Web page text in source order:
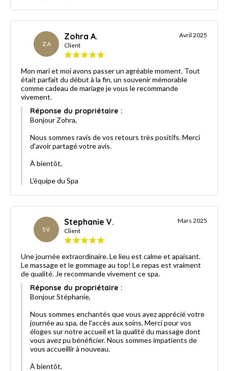
ZA
Zohra A.
Client
Avril 2025
Mon mari et moi avons passer un agréable moment. Tout
était parfait du début à la fin, un souvenir mémorable
comme cadeau de mariage je vous le recommande
vivement.
Réponse du propriétaire :
Bonjour Zohra,
Nous sommes ravis de vos retours très positifs. Merci
d'avoir partagé votre avis.
À bientôt,
L'équipe du Spa
SV
Stephanie V.
Client
Mars 2025
Une journée extraordinaire. Le lieu est calme et apaisant.
Le massage et le gommage au top! Le repas est vraiment
de qualité. Je recommande vivement ce spa.
Réponse du propriétaire :
Bonjour Stéphanie,
Nous sommes enchantés que vous ayez apprécié votre
journée au spa, de l'accès aux soins. Merci pour vos
éloges sur notre accueil et la qualité du massage dont
vous avez pu bénéficier. Nous sommes impatients de
vous accueillir à nouveau.
À bientôt,